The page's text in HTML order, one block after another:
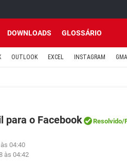
DOWNLOADS GLOSSÁRIO
OUTLOOK EXCEL INSTAGRAM
para o Facebook Resolvido/
04:40
às 04:42